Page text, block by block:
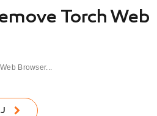
Torch Web
Browser...